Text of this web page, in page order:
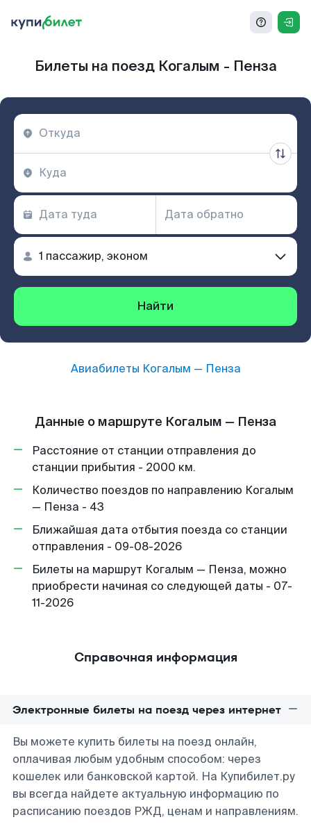
Билеты на поезд Когалым - Пенза
Найти
Авиабилеты Когалым — Пенза
Данные о маршруте Когалым — Пенза
Расстояние от станции отправления до
станции прибытия - 2000 км.
Количество поездов по направлению Когалым
— Пенза - 43
Ближайшая дата отбытия поезда со станции
отправления - 09-08-2026
Билеты на маршрут Когалым — Пенза, можно
приобрести начиная со следующей даты - 07-
11-2026
Справочная информация
Электронные билеты на поезд через интернет
Вы можете купить билеты на поезд онлайн,
оплачивая любым удобным способом: через
кошелек или банковской картой. На Купибилет.ру
вы всегда найдете актуальную информацию по
расписанию поездов РЖД, ценам и направлениям.